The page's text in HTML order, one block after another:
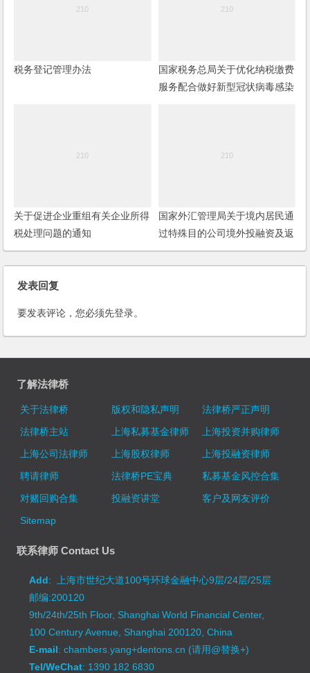
税务登记管理办法
国家税务总局关于优化纳税缴费
服务配合做好新型冠状病毒感染
关于促进企业重组有关企业所得
税处理问题的通知
国家外汇管理局关于境内居民通
过特殊目的公司境外投融资及返
程投资外汇管理有关问题的通知
(37号文)
发表回复
要发表评论，您必须先登录。
了解法律桥
关于法律桥 版权和隐私声明
法律桥严正声明
法律桥主站
上海私募基金律师
上海投资并购律师
上海公司法律师
上海股权律师
上海投融资律师
聘请律师
法律桥PE宝典
私募基金风控合集
对赌回购合集
投融资讲堂
客户及网友评价
Sitemap
联系律师 Contact Us
Add: 上海市世纪大道100号环球金融中心9层/24层/25层
邮编:200120
9th/24th/25th Floor, Shanghai World Financial Center,
100 Century Avenue, Shanghai 200120, China
E-mail: chambers.yang+dentons.cn (请用@替换+)
Tel/WeChat: 1390 182 6830